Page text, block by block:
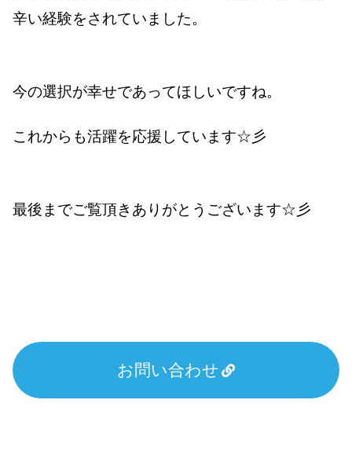
辛い経験をされていました。
今の選択が幸せであってほしいですね。
これからも活躍を応援しています☆彡
最後までご覧頂きありがとうございます☆彡
お問い合わせ